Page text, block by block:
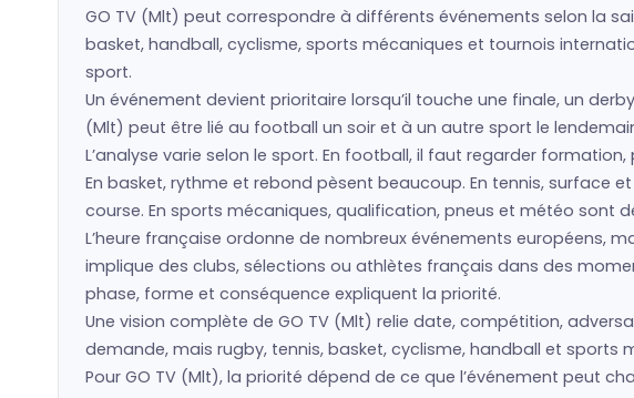
GO TV (Mlt) peut correspondre à différents événements selon la
basket, handball, cyclisme, sports mécaniques et tournois
sport.
Un événement devient prioritaire lorsqu’il touche une finale, un
(Mlt) peut être lié au football un soir et à un autre sport le
L’analyse varie selon le sport. En football, il faut regarder
En basket, rythme et rebond pèsent beaucoup. En tennis, surface
course. En sports mécaniques, qualification, pneus et météo sont
L’heure française ordonne de nombreux événements européens,
implique des clubs, sélections ou athlètes français dans des
phase, forme et conséquence expliquent la priorité.
Une vision complète de GO TV (Mlt) relie date, compétition,
demande, mais rugby, tennis, basket, cyclisme, handball et
Pour GO TV (Mlt), la priorité dépend de ce que l’événement peut